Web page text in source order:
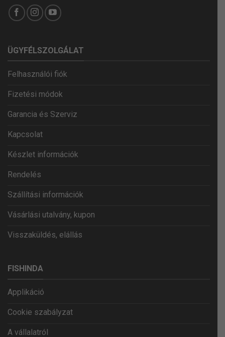
ÜGYFÉLSZOLGÁLAT
Felhasználói fiók
Fizetési módok
Garancia és Szerviz
Kapcsolat
Készlet információk
Rendelés
Szállítási információk
Vásárlási utalvány, kupon
Visszaküldés, elállás
FISHINDA
Applikáció
Cookie szabályzat
A vállalatról